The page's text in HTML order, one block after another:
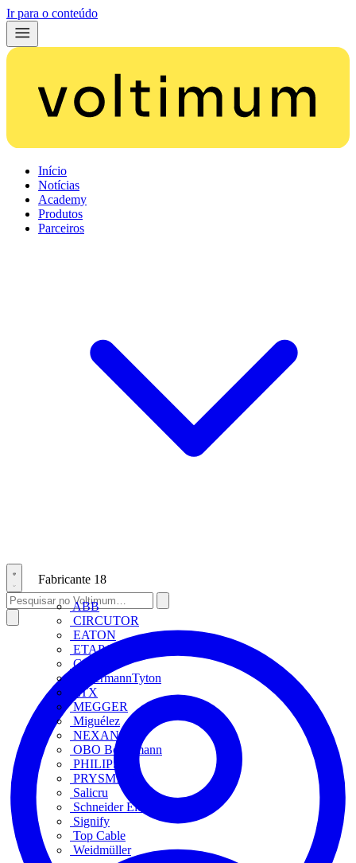
Ir para o conteúdo
Início
Notícias
Academy
Produtos
Parceiros
Fabricante 18
ABB
CIRCUTOR
EATON
ETAP Lighting
Gewiss
HellermannTyton
LTX
MEGGER
Miguélez
NEXANS
OBO Bettermann
PHILIPS
PRYSMIAN
Salicru
Schneider Electric
Signify
Top Cable
Weidmüller